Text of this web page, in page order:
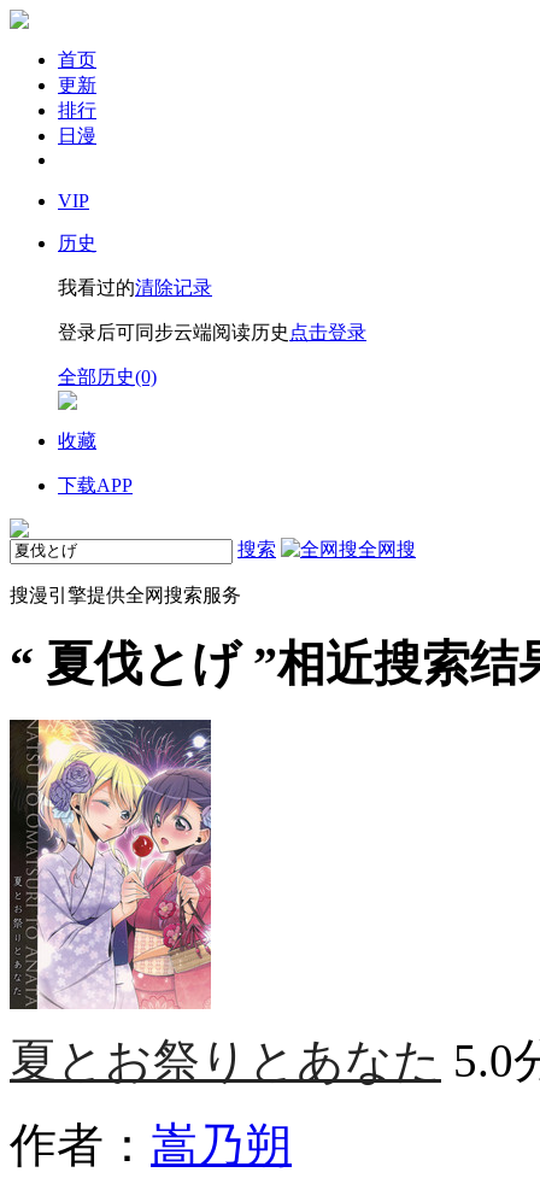
首页
更新
排行
日漫
VIP
历史
我看过的清除记录
登录后可同步云端阅读历史 点击登录
全部历史(0)
收藏
下载APP
搜索 全网搜
搜漫引擎提供全网搜索服务
“ 夏伐とげ ”相近搜索结
夏とお祭りとあなた 5.0
作者： 嵩乃朔